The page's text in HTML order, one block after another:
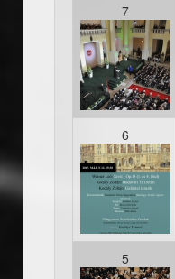
7
6
5